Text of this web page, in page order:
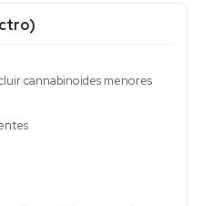
cannabinoides menores